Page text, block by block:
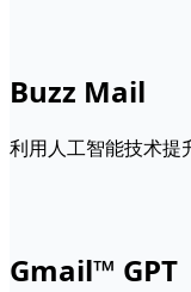
Buzz Mail
利用人工智能技术提
Gmail™ GPT